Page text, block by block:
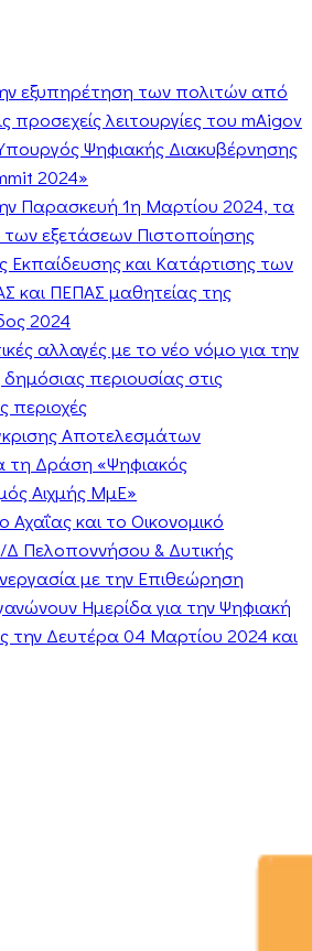
εξυπηρέτηση των πολιτών από
προσεχείς λειτουργίες του mAigov
Ψηφιακής Διακυβέρνησης
2024»
Παρασκευή 1η Μαρτίου 2024, τα
εξετάσεων Πιστοποίησης
Εκπαίδευσης και Κατάρτισης των
και ΠΕΠΑΣ μαθητείας της
2024
αλλαγές με το νέο νόμο για την
περιουσίας στις
περιοχές
Αποτελεσμάτων
τη Δράση «Ψηφιακός
Αιχμής ΜμΕ»
Αχαΐας και το Οικονομικό
Δ Πελοποννήσου & Δυτικής
με την Επιθεώρηση
Ημερίδα για την Ψηφιακή
την Δευτέρα 04 Μαρτίου 2024 και